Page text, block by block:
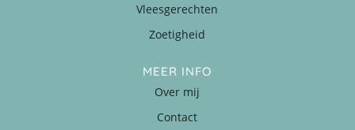
Vleesgerechten
Zoetigheid
MEER INFO
Over mij
Contact